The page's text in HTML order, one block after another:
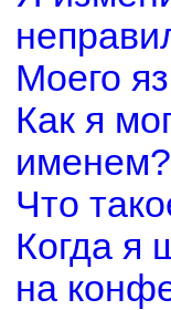
Моего
Как я
именем?
Что
Когда я
на